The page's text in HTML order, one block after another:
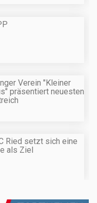
Verein "Kleiner
präsentiert neuesten
Ried setzt sich eine
als Ziel